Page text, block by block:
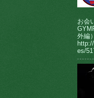
お会
外編
es/